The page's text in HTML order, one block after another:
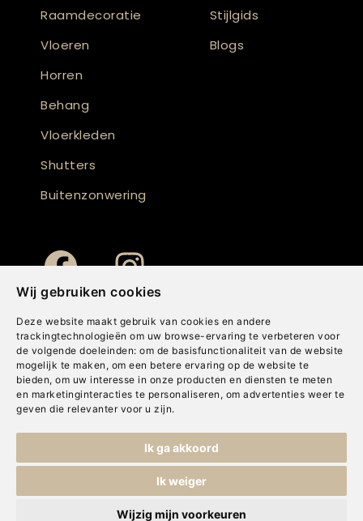
Wij gebruiken cookies
Deze website maakt gebruik van cookies en andere
trackingtechnologieën om uw browse-ervaring te verbeteren voor
de volgende doeleinden: om de basisfunctionaliteit van de website
mogelijk te maken , om een betere ervaring op de website te
bieden, om uw interesse in onze producten en diensten te meten
en marketinginteracties te personaliseren , om advertenties weer te
geven die relevanter voor u zijn.
Ik ga akkoord
Ik weiger
Wijzig mijn voorkeuren
Raamdecoratie
Vloeren
Horren
Behang
Vloerkleden
Shutters
Buitenzonwering
Stijlgids
Blogs
Cookies